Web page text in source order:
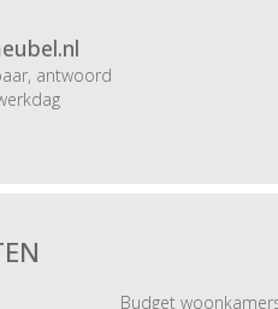
antwoord
Budget